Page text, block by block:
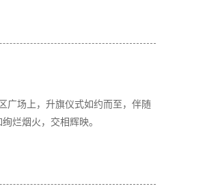
广场上，升旗仪式如约而至，伴随